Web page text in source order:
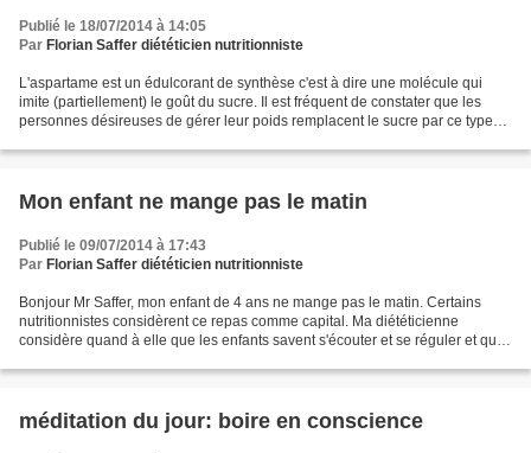
Publié le 18/07/2014 à 14:05
Par Florian Saffer diététicien nutritionniste
L'aspartame est un édulcorant de synthèse c'est à dire une molécule qui
imite (partiellement) le goût du sucre. Il est fréquent de constater que les
personnes désireuses de gérer leur poids remplacent le sucre par ce type
Mon enfant ne mange pas le matin
Publié le 09/07/2014 à 17:43
Par Florian Saffer diététicien nutritionniste
Bonjour Mr Saffer, mon enfant de 4 ans ne mange pas le matin. Certains
nutritionnistes considèrent ce repas comme capital. Ma diététicienne
considère quand à elle que les enfants savent s'écouter et se réguler et que
méditation du jour: boire en conscience